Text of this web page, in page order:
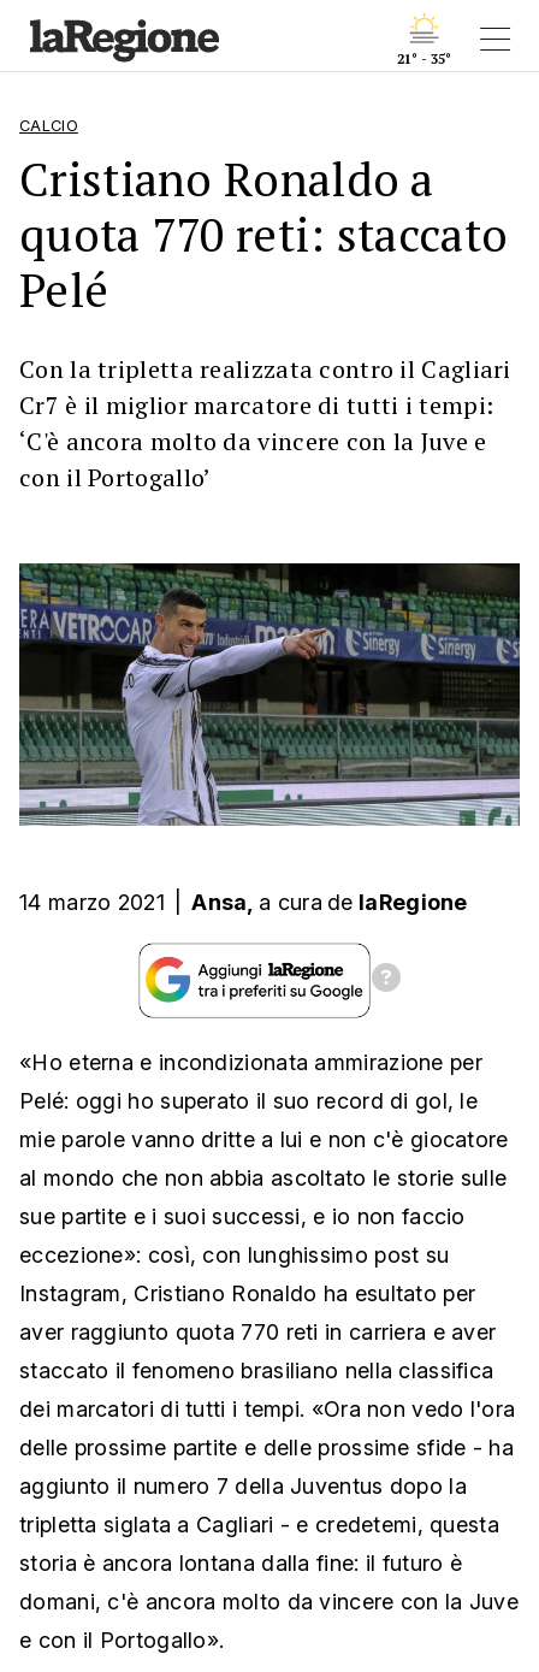
21° - 35°
CALCIO
Cristiano Ronaldo a
quota 770 reti: staccato
Pelé
Con la tripletta realizzata contro il Cagliari
Cr7 è il miglior marcatore di tutti i tempi:
‘C'è ancora molto da vincere con la Juve e
con il Portogallo’
14 marzo 2021 Ansa, a cura de laRegione
«Ho eterna e incondizionata ammirazione per
Pelé: oggi ho superato il suo record di gol, le
mie parole vanno dritte a lui e non c'è giocatore
al mondo che non abbia ascoltato le storie sulle
sue partite e i suoi successi, e io non faccio
eccezione»: così, con lunghissimo post su
Instagram, Cristiano Ronaldo ha esultato per
aver raggiunto quota 770 reti in carriera e aver
staccato il fenomeno brasiliano nella classifica
dei marcatori di tutti i tempi. «Ora non vedo l'ora
delle prossime partite e delle prossime sfide - ha
aggiunto il numero 7 della Juventus dopo la
tripletta siglata a Cagliari - e credetemi, questa
storia è ancora lontana dalla fine: il futuro è
domani, c'è ancora molto da vincere con la Juve
e con il Portogallo».